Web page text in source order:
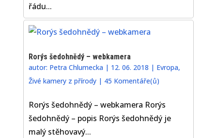
řádu...
Rorýs šedohnědý – webkamera
autor: Petra Chlumecka | 12. 06. 2018 | Evropa,
Živé kamery z přírody | 45 Komentáře(ů)
Rorýs šedohnědý – webkamera Rorýs
šedohnědý – popis Rorýs šedohnědý je
malý stěhovavý...